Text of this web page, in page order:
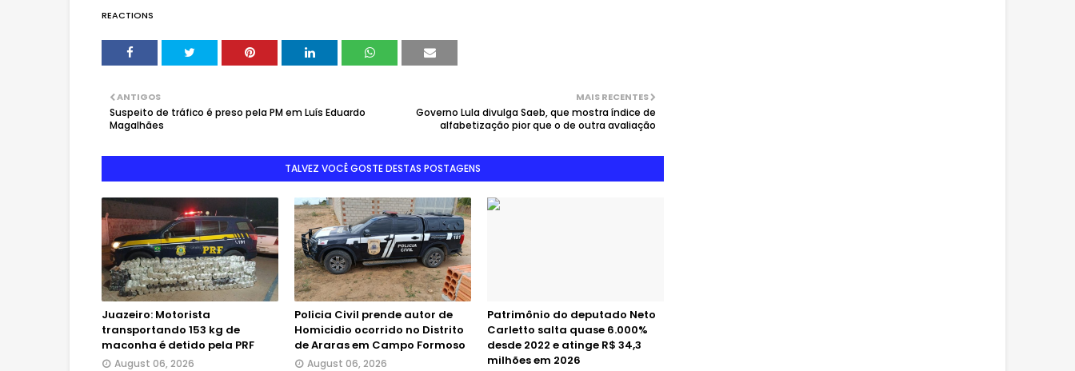
REACTIONS
MAIS RECENTES
Governo Lula divulga Saeb, que mostra índice de
alfabetização pior que o de outra avaliação
ANTIGOS
Suspeito de tráfico é preso pela PM em Luís Eduardo
Magalhães
TALVEZ VOCÊ GOSTE DESTAS POSTAGENS
Juazeiro: Motorista
transportando 153 kg de
maconha é detido pela PRF
August 06, 2026
Policia Civil prende autor de
Homicidio ocorrido no Distrito
de Araras em Campo Formoso
August 06, 2026
Patrimônio do deputado Neto
Carletto salta quase 6.000%
desde 2022 e atinge R$ 34,3
milhões em 2026